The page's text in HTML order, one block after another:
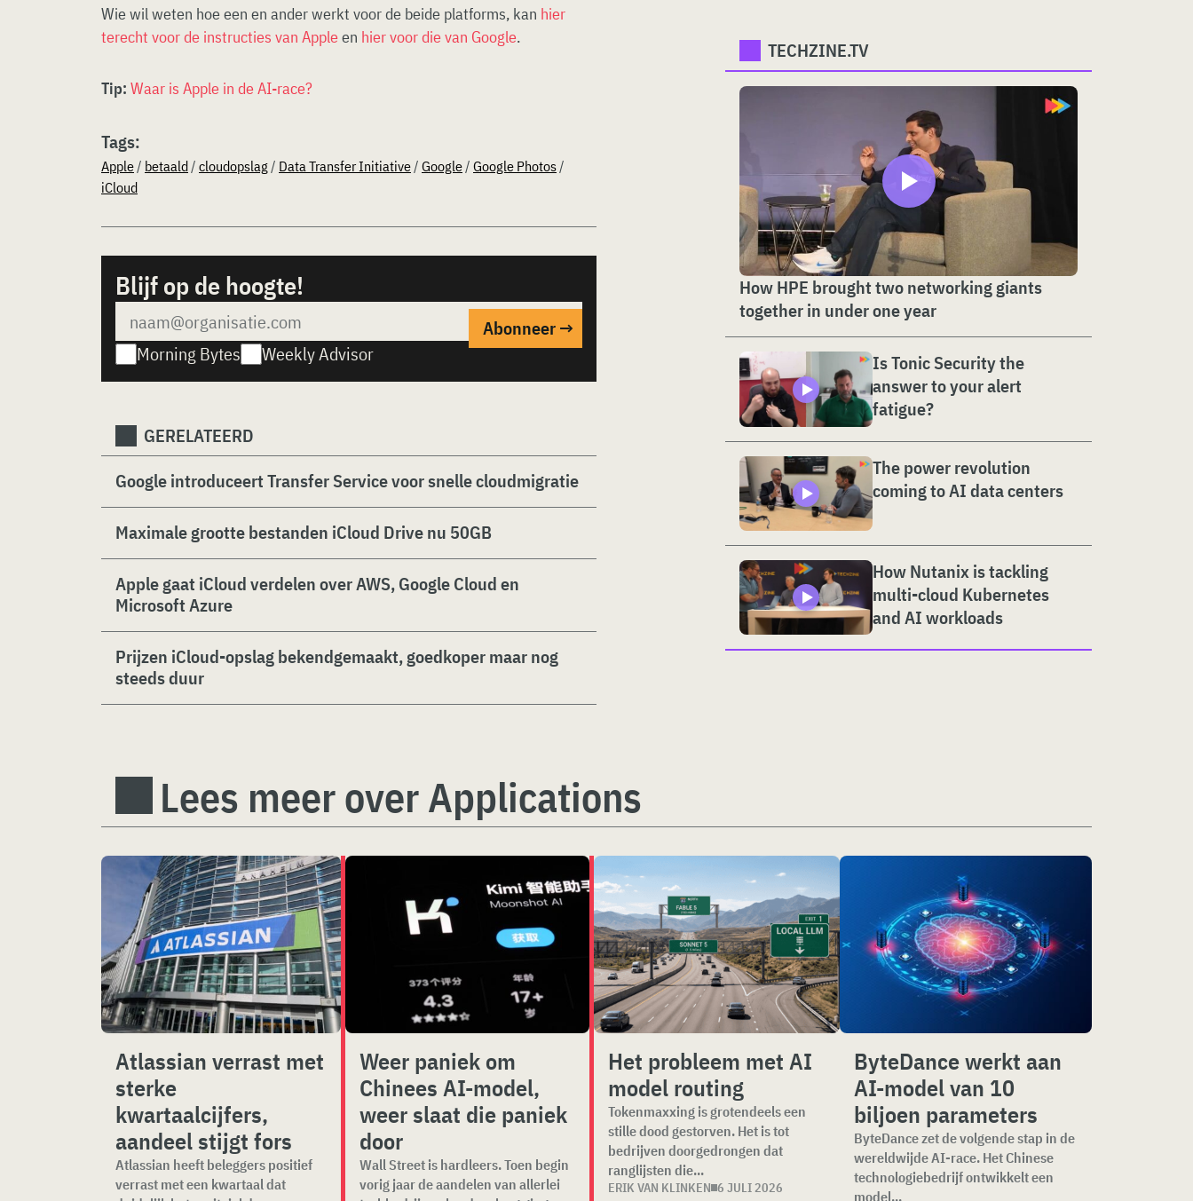
Wie wil weten hoe een en ander werkt voor de beide platforms, kan hier
terecht voor de instructies van Appleen hier voor die van Google.
Tip: Waar is Apple in de AI-race?
Tags:
Apple/ betaald/ cloudopslag/ Data Transfer Initiative/ Google/ Google Photos/
iCloud
Blijf op de hoogte!
Morning Bytes Weekly Advisor
GERELATEERD
Google introduceert Transfer Service voor snelle cloudmigratie
Maximale grootte bestanden iCloud Drive nu 50GB
Apple gaat iCloud verdelen over AWS, Google Cloud en
Microsoft Azure
Prijzen iCloud-opslag bekendgemaakt, goedkoper maar nog
steeds duur
TECHZINE.TV
How HPE brought two networking giants
together in under one year
Is Tonic Security the
answer to your alert
fatigue?
The power revolution
coming to AI data centers
How Nutanix is tackling
multi-cloud Kubernetes
and AI workloads
Lees meer over Applications
Atlassian verrast met
sterke
kwartaalcijfers,
aandeel stijgt fors
Atlassian heeft beleggers positief
verrast met een kwartaal dat
Weer paniek om
Chinees AI-model,
weer slaat die paniek
door
Wall Street is hardleers. Toen begin
vorig jaar de aandelen van allerlei
Het probleem met AI
model routing
Tokenmaxxing is grotendeels een
stille dood gestorven. Het is tot
bedrijven doorgedrongen dat
ranglijsten die...
ERIK VAN KLINKEN 6 JULI 2026
ByteDance werkt aan
AI-model van 10
biljoen parameters
ByteDance zet de volgende stap in de
wereldwijde AI-race. Het Chinese
technologiebedrijf ontwikkelt een
model...